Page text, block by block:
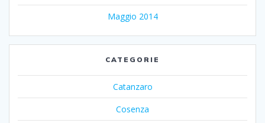
Maggio 2014
CATEGORIE
Catanzaro
Cosenza